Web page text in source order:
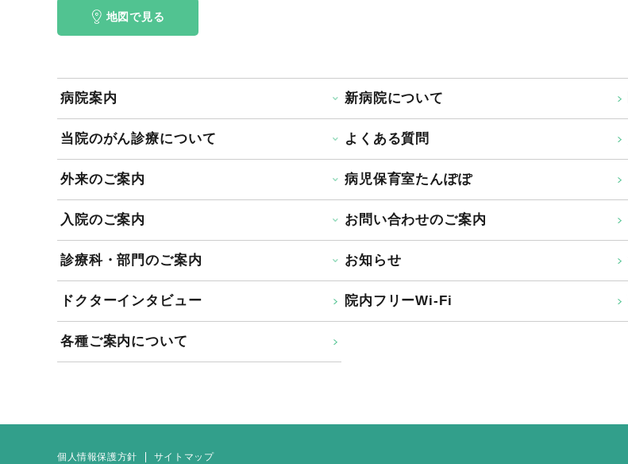
地図で見る
病院案内
当院のがん診療について
外来のご案内
入院のご案内
診療科・部門のご案内
ドクターインタビュー
各種ご案内について
新病院について
よくある質問
病児保育室たんぽぽ
お問い合わせのご案内
お知らせ
院内フリーWi-Fi
個人情報保護方針 サイトマップ